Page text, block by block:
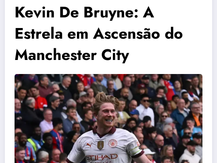
Kevin De Bruyne: A
Estrela em Ascensão do
Manchester City